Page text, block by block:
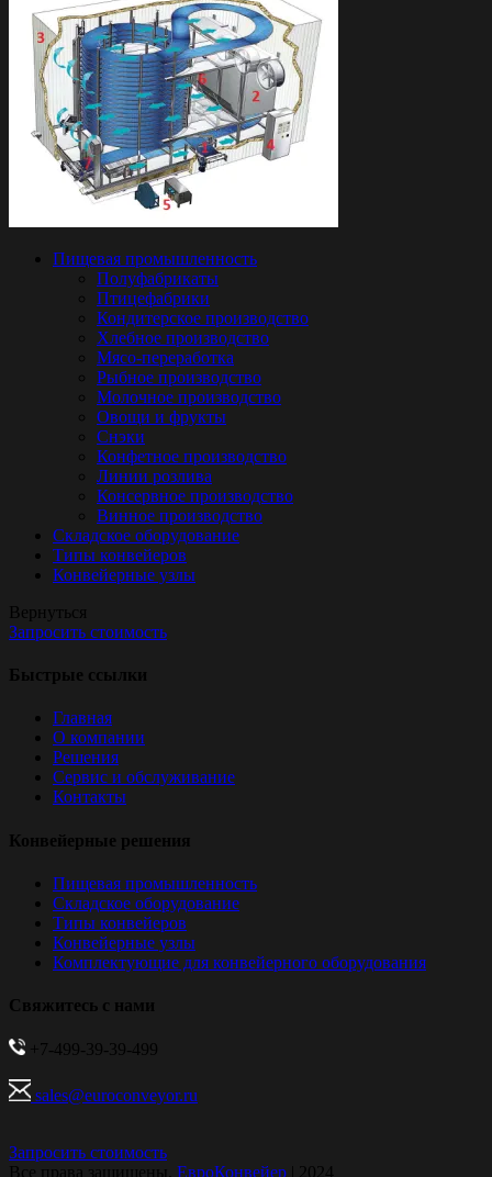
Пищевая промышленность
Полуфабрикаты
Птицефабрики
Кондитерское производство
Хлебное производство
Мясо-переработка
Рыбное производство
Молочное производство
Овощи и фрукты
Снэки
Конфетное производство
Линии розлива
Консервное производство
Винное производство
Складское оборудование
Типы конвейеров
Конвейерные узлы
Вернуться
Запросить стоимость
Быстрые ссылки
Главная
О компании
Решения
Сервис и обслуживание
Контакты
Конвейерные решения
Пищевая промышленность
Складское оборудование
Типы конвейеров
Конвейерные узлы
Комплектующие для конвейерного оборудования
Свяжитесь с нами
+7-499-39-39-499
sales@euroconveyor.ru
Запросить стоимость
Все права защищены. ЕвроКонвейер | 2024